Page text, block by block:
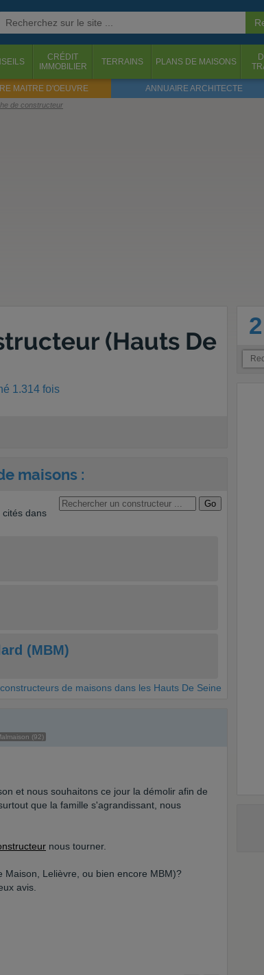
CRÉDIT
IMMOBILIER
TERRAINS PLANS DE MAISONS
MAITRE D'OEUVRE ANNUAIRE ARCHITECTE
de constructeur
(Hauts De
1.314 fois
maisons :
dans
(MBM)
de maisons dans les Hauts De Seine
(92)
et nous souhaitons ce jour la démolir afin de
que la famille s'agrandissant, nous
nous tourner.
Maison, Lelièvre, ou bien encore MBM)?
avis.
2